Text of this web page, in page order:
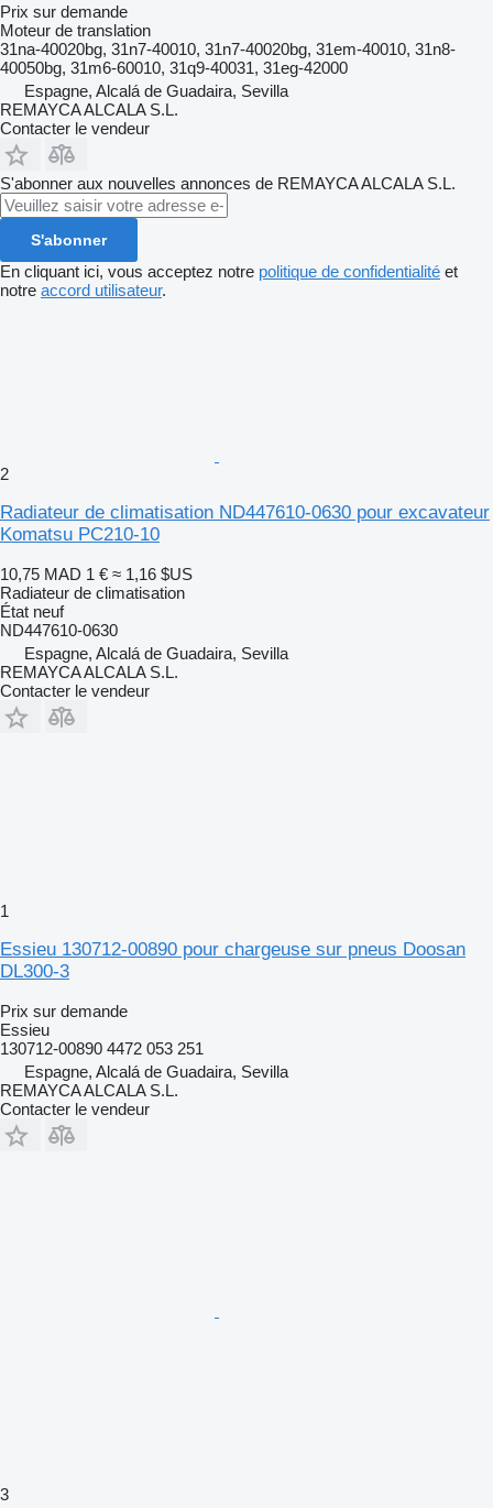
Prix sur demande
Moteur de translation
31na-40020bg, 31n7-40010, 31n7-40020bg, 31em-40010, 31n8-
40050bg, 31m6-60010, 31q9-40031, 31eg-42000
Espagne, Alcalá de Guadaira, Sevilla
REMAYCA ALCALA S.L.
Contacter le vendeur
S'abonner aux nouvelles annonces de REMAYCA ALCALA S.L.
S'abonner
En cliquant ici, vous acceptez notre politique de confidentialité et
notre accord utilisateur.
2
Radiateur de climatisation ND447610-0630 pour excavateur
Komatsu PC210-10
10,75 MAD 1 € ≈ 1,16 $US
Radiateur de climatisation
État neuf
ND447610-0630
Espagne, Alcalá de Guadaira, Sevilla
REMAYCA ALCALA S.L.
Contacter le vendeur
1
Essieu 130712-00890 pour chargeuse sur pneus Doosan
DL300-3
Prix sur demande
Essieu
130712-00890 4472 053 251
Espagne, Alcalá de Guadaira, Sevilla
REMAYCA ALCALA S.L.
Contacter le vendeur
3